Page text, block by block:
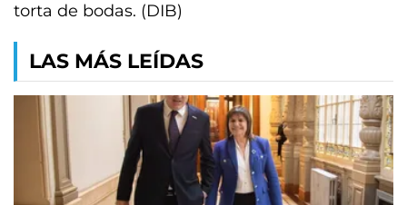
torta de bodas. (DIB)
LAS MÁS LEÍDAS